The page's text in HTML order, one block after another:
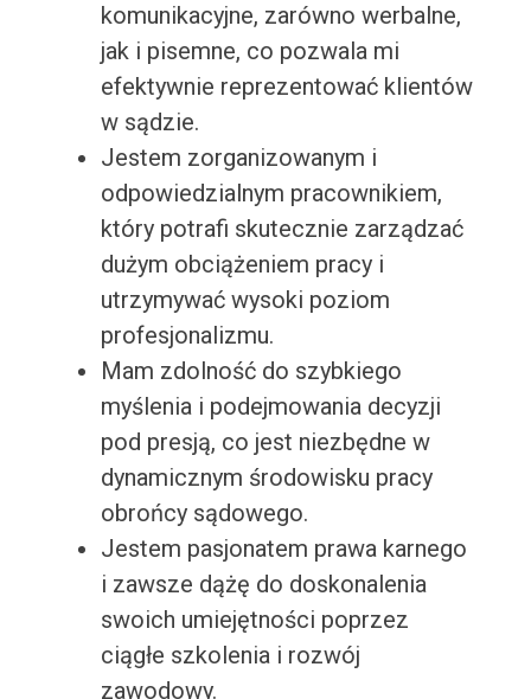
komunikacyjne, zarówno werbalne,
jak i pisemne, co pozwala mi
efektywnie reprezentować klientów
w sądzie.
Jestem zorganizowanym i
odpowiedzialnym pracownikiem,
który potrafi skutecznie zarządzać
dużym obciążeniem pracy i
utrzymywać wysoki poziom
profesjonalizmu.
Mam zdolność do szybkiego
myślenia i podejmowania decyzji
pod presją, co jest niezbędne w
dynamicznym środowisku pracy
obrońcy sądowego.
Jestem pasjonatem prawa karnego
i zawsze dążę do doskonalenia
swoich umiejętności poprzez
ciągłe szkolenia i rozwój
zawodowy.